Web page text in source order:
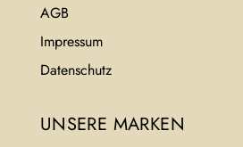
AGB
Impressum
Datenschutz
UNSERE MARKEN